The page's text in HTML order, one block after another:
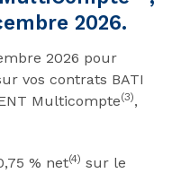
2026.
2026 pour
vos contrats BATI
Multicompte(3),
% net(4) sur le